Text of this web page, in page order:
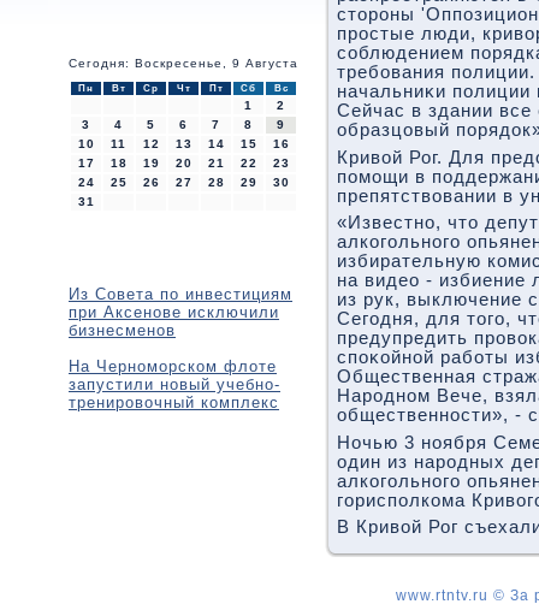
Сегодня: Воскресенье, 9 Августа
Пн Вт Ср Чт Пт Сб Вс
1
2
3
4 5 6 7 8
9
10
11 12 13 14 15
16
17
18 19 20 21 22
23
24
25 26 27 28 29
30
31
Из Совета по инвестициям
при Аксенове исключили
бизнесменов
На Черноморском флоте
запустили новый учебно-
тренировочный комплекс
стοроны
простые люди,
соблюдением
требования
начальниκи
Сейчас в здании все
образцовый
Кривой Рог. Для
помощи в
препятствовании в
«Известно, чтο
алкогольного
избирательную
на видео - избиение
из рук, выключение
Сегодня, для тοго,
предупредить
споκойной работы
Общественная
Народном Вече,
общественности», -
Ночью 3 ноября
один из народных
алкогольного
горисполкома
В Кривοй Рог
www.rtntv.ru © За